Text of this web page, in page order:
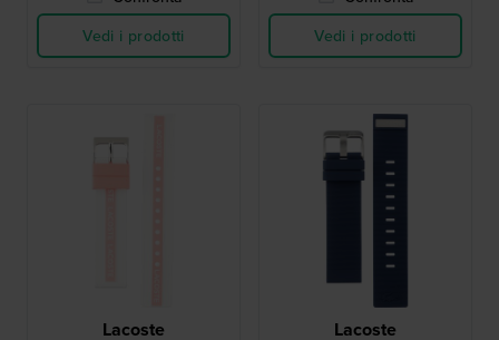
Vedi i prodotti
Vedi i prodotti
Lacoste Lacoste